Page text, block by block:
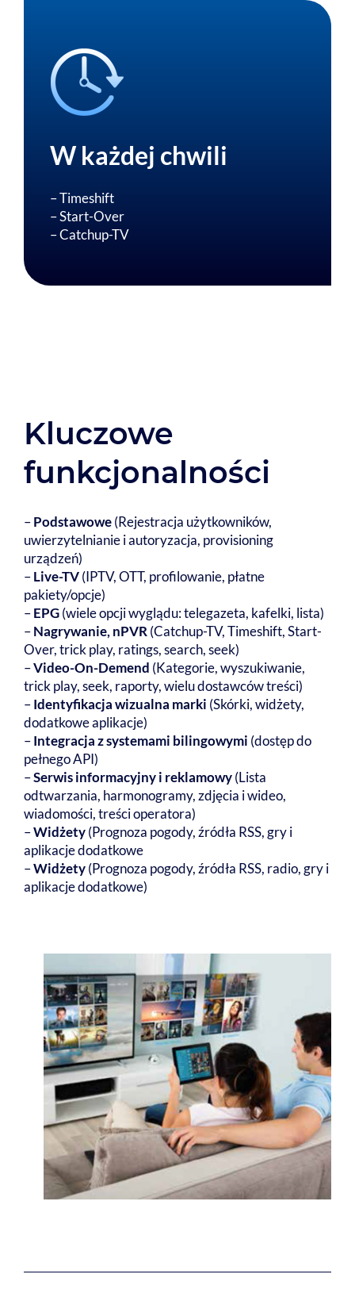
W każdej chwili
– Timeshift
– Start-Over
– Catchup-TV
Kluczowe
funkcjonalności
–Podstawowe(Rejestracja użytkowników,
uwierzytelnianie i autoryzacja, provisioning
urządzeń)
–Live-TV(IPTV, OTT, profilowanie, płatne
pakiety/opcje)
–EPG(wiele opcji wyglądu: telegazeta, kafelki, lista)
–Nagrywanie, nPVR (Catchup-TV, Timeshift, Start-
Over, trick play, ratings, search, seek)
–Video-On-Demend (Kategorie, wyszukiwanie,
trick play, seek, raporty, wielu dostawców treści)
–Identyfikacja wizualna marki (Skórki, widżety,
dodatkowe aplikacje)
–Integracja z systemami bilingowymi (dostęp do
pełnego API)
–Serwis informacyjny i reklamowy(Lista
odtwarzania, harmonogramy, zdjęcia i wideo,
wiadomości, treści operatora)
–Widżety(Prognoza pogody, źródła RSS, gry i
aplikacje dodatkowe
–Widżety(Prognoza pogody, źródła RSS, radio, gry i
aplikacje dodatkowe)